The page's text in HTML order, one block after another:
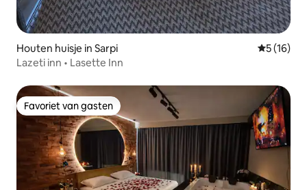
Houten huisje in Sarpi
5 (16)
Lazeti inn • Lasette Inn
Favoriet van gasten
Favoriet van gasten